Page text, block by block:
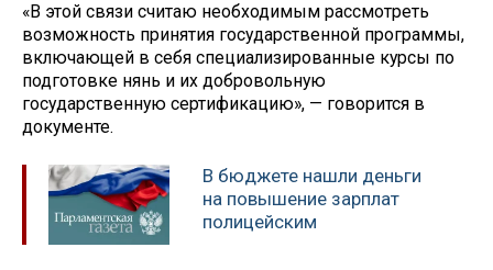
«В этой связи считаю необходимым рассмотреть
возможность принятия государственной программы,
включающей в себя специализированные курсы по
подготовке нянь и их добровольную
государственную сертификацию», — говорится в
документе.
В бюджете нашли деньги
на повышение зарплат
полицейским